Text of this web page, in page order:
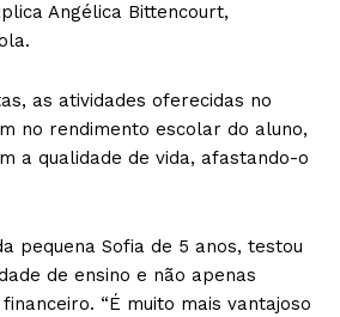
Angélica Bittencourt,
as atividades oferecidas no
no rendimento escolar do aluno,
a qualidade de vida, afastando-o
pequena Sofia de 5 anos, testou
de ensino e não apenas
“É muito mais vantajoso